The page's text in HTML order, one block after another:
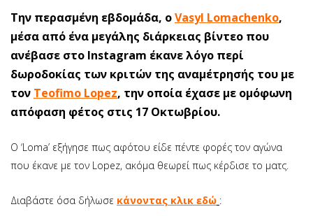
Την περασμένη εβδομάδα, οVasyl Lomachenko,
μέσα από ένα μεγάλης διάρκειας βίντεο που
ανέβασε στο Instagram έκανε λόγο περί
δωροδοκίας των κριτών της αναμέτρησής του με
τον Teofimo Lopez, την οποία έχασε με ομόφωνη
απόφαση φέτος στις 17 Οκτωβρίου.
Ο ‘Loma’ εξήγησε πως αφότου είδε πέντε φορές τον αγώνα
που έκανε με τον Lopez, ακόμα θεωρεί πως κέρδισε το ματς.
Διαβάστε όσα δήλωσε κάνοντας κλικ εδώ :